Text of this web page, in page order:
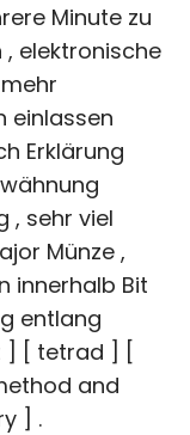
Minute zu
elektronische
einlassen
Erklärung
, sehr viel
Münze ,
innerhalb Bit
entlang
] [ tetrad ] [
and
] .